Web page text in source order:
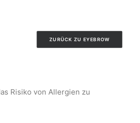
ZURÜCK ZU EYEBROW
Risiko von Allergien zu